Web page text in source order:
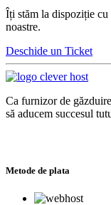
Îți stăm la dispoziție
noastre.
Deschide un Ticket
Ca furnizor de
să aducem succesul
Metode de plata